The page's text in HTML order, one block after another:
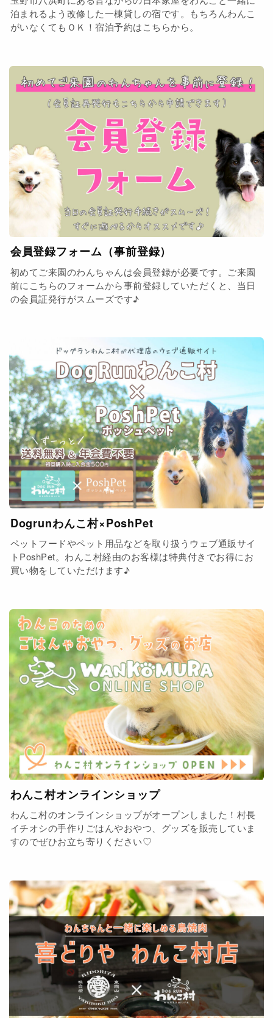
泊まれるよう改修した一棟貸しの宿です。もちろんわんこ
がいなくてもＯＫ！宿泊予約はこちらから。
会員登録フォーム（事前登録）
初めてご来園のわんちゃんは会員登録が必要です。ご来園
前にこちらのフォームから事前登録していただくと、当日
の会員証発行がスムーズです♪
Dogrunわんこ村×PoshPet
ペットフードやペット用品などを取り扱うウェブ通販サイ
トPoshPet。わんこ村経由のお客様は特典付きでお得にお
買い物をしていただけます♪
わんこ村オンラインショップ
わんこ村のオンラインショップがオープンしました！村長
イチオシの手作りごはんやおやつ、グッズを販売していま
すのでぜひお立ち寄りください♡